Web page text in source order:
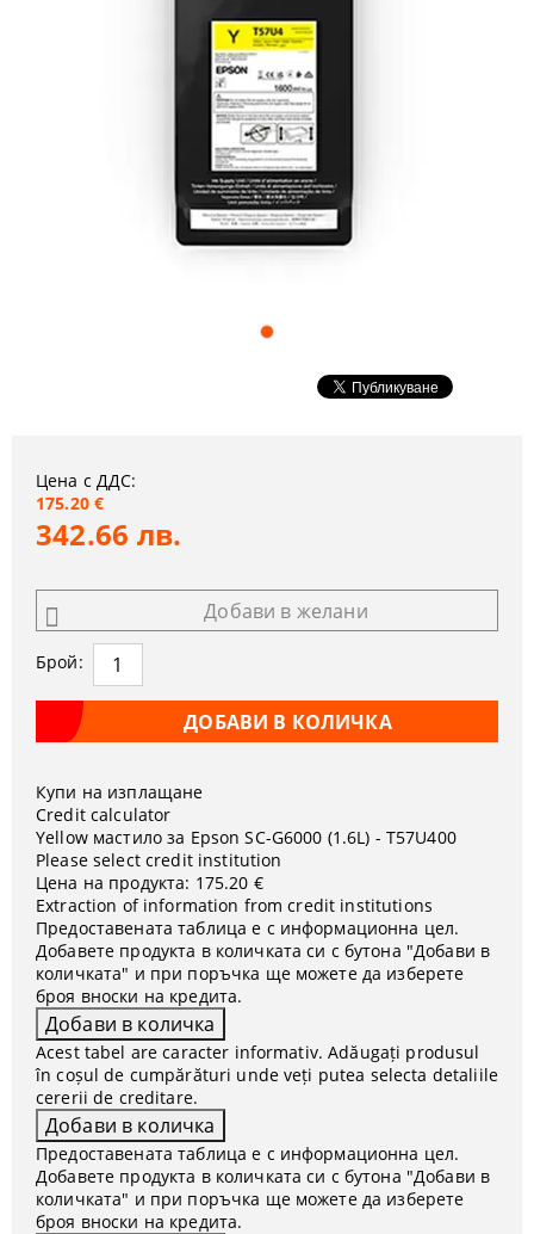
Цена с ДДС:
175.20 €
342.66 лв.
Добави в желани
Брой:
Купи на изплащане
Credit calculator
Yellow мастило за Epson SC-G6000 (1.6L) - T57U400
Please select credit institution
Цена на продукта: 175.20 €
Extraction of information from credit institutions
Предоставената таблица е с информационна цел.
Добавете продукта в количката си с бутона "Добави в
количката" и при поръчка ще можете да изберете
броя вноски на кредита.
Acest tabel are caracter informativ. Adăugați produsul
în coșul de cumpărături unde veți putea selecta detaliile
cererii de creditare.
Предоставената таблица е с информационна цел.
Добавете продукта в количката си с бутона "Добави в
количката" и при поръчка ще можете да изберете
броя вноски на кредита.